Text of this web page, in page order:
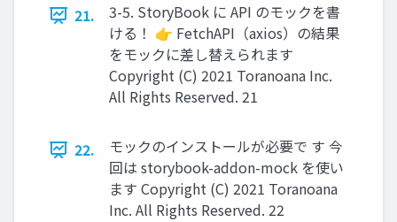
21.
3-5. StoryBook に API のモックを書
ける！ 👉 FetchAPI（axios）の結果
をモックに差し替えられます
Copyright (C) 2021 Toranoana Inc.
All Rights Reserved. 21
22.
モックのインストールが必要で す 今
回は storybook-addon-mock を使い
ます Copyright (C) 2021 Toranoana
Inc. All Rights Reserved. 22